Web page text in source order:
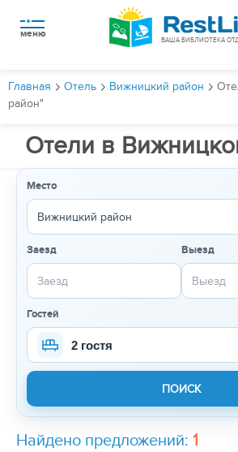
меню
ВАША БИБЛИОТЕКА
Главная Отель Вижницкий район
район"
Отели в
Место
Заезд Выезд
Гостей
2 гостя
Найдено предложений: 1